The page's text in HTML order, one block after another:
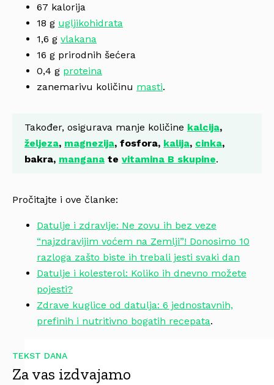
67 kalorija
18 g ugljikohidrata
1,6 g vlakana
16 g prirodnih šećera
0,4 g proteina
zanemarivu količinu masti.
Također, osigurava manje količine kalcija,
željeza, magnezija, fosfora, kalija, cinka,
bakra, mangana te vitamina B skupine.
Pročitajte i ove članke:
Datulje i zdravlje: Ne zovu ih bez veze
“najzdravijim voćem na Zemlji”! Donosimo 10
razloga zašto biste ih trebali jesti svaki dan
Datulje i kolesterol: Koliko ih dnevno možete
pojesti?
Zdrave kuglice od datulja: 6 jednostavnih,
prefinih i nutritivno bogatih recepata.
TEKST DANA
Za vas izdvajamo